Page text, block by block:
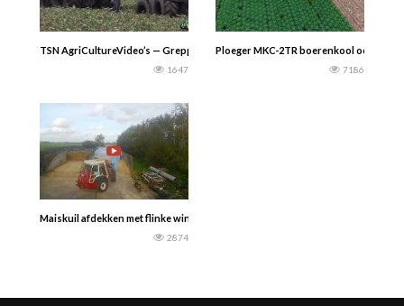
TSN AgriCultureVideo’s — Greppels frezen en vastzitten in het bietenland
1647
Ploeger MKC-2TR boerenkool oogsten
7186
Maiskuil afdekken met flinke wind.. Bekijk hoe lastig de wind af en toe was. |
2874